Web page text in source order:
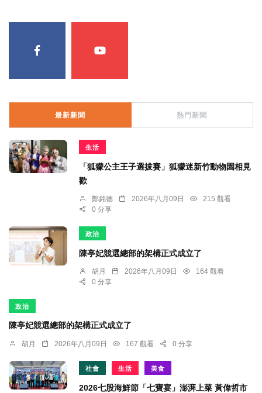
最新新聞 熱門新聞
生活
「狐獴公主王子選拔賽」狐獴迷新竹動物園相見
歡
鄭銘德 2026年八月09日
215 觀看
0 分享
政治
陳亭妃競選總部的架構正式成立了
胡月 2026年八月09日
164 觀看
0 分享
政治
陳亭妃競選總部的架構正式成立了
胡月 2026年八月09日 167 觀看 0 分享
社會 生活 美食
2026七股海鮮節「七寶宴」澎湃上菜 黃偉哲市